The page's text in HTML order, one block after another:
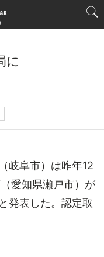
に
岐阜市）は昨年12
愛知県瀬戸市）が
発表した。認定取